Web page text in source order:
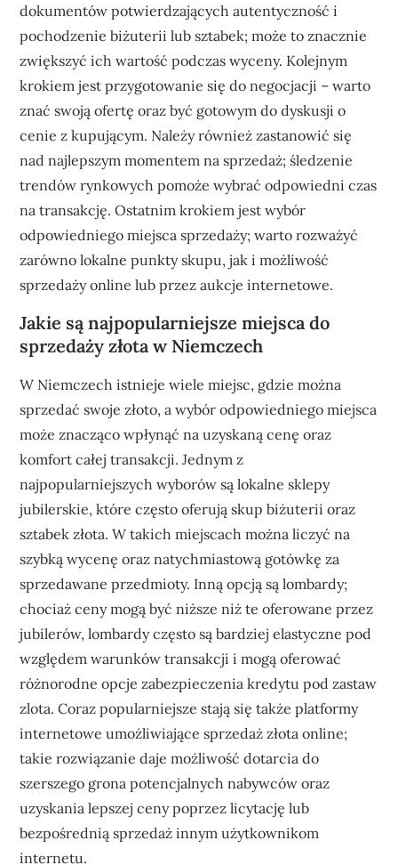
dokumentów potwierdzających autentyczność i
pochodzenie biżuterii lub sztabek; może to znacznie
zwiększyć ich wartość podczas wyceny. Kolejnym
krokiem jest przygotowanie się do negocjacji – warto
znać swoją ofertę oraz być gotowym do dyskusji o
cenie z kupującym. Należy również zastanowić się
nad najlepszym momentem na sprzedaż; śledzenie
trendów rynkowych pomoże wybrać odpowiedni czas
na transakcję. Ostatnim krokiem jest wybór
odpowiedniego miejsca sprzedaży; warto rozważyć
zarówno lokalne punkty skupu, jak i możliwość
sprzedaży online lub przez aukcje internetowe.
Jakie są najpopularniejsze miejsca do
sprzedaży złota w Niemczech
W Niemczech istnieje wiele miejsc, gdzie można
sprzedać swoje złoto, a wybór odpowiedniego miejsca
może znacząco wpłynąć na uzyskaną cenę oraz
komfort całej transakcji. Jednym z
najpopularniejszych wyborów są lokalne sklepy
jubilerskie, które często oferują skup biżuterii oraz
sztabek złota. W takich miejscach można liczyć na
szybką wycenę oraz natychmiastową gotówkę za
sprzedawane przedmioty. Inną opcją są lombardy;
chociaż ceny mogą być niższe niż te oferowane przez
jubilerów, lombardy często są bardziej elastyczne pod
względem warunków transakcji i mogą oferować
różnorodne opcje zabezpieczenia kredytu pod zastaw
zlota. Coraz popularniejsze stają się także platformy
internetowe umożliwiające sprzedaż złota online;
takie rozwiązanie daje możliwość dotarcia do
szerszego grona potencjalnych nabywców oraz
uzyskania lepszej ceny poprzez licytację lub
bezpośrednią sprzedaż innym użytkownikom
internetu.